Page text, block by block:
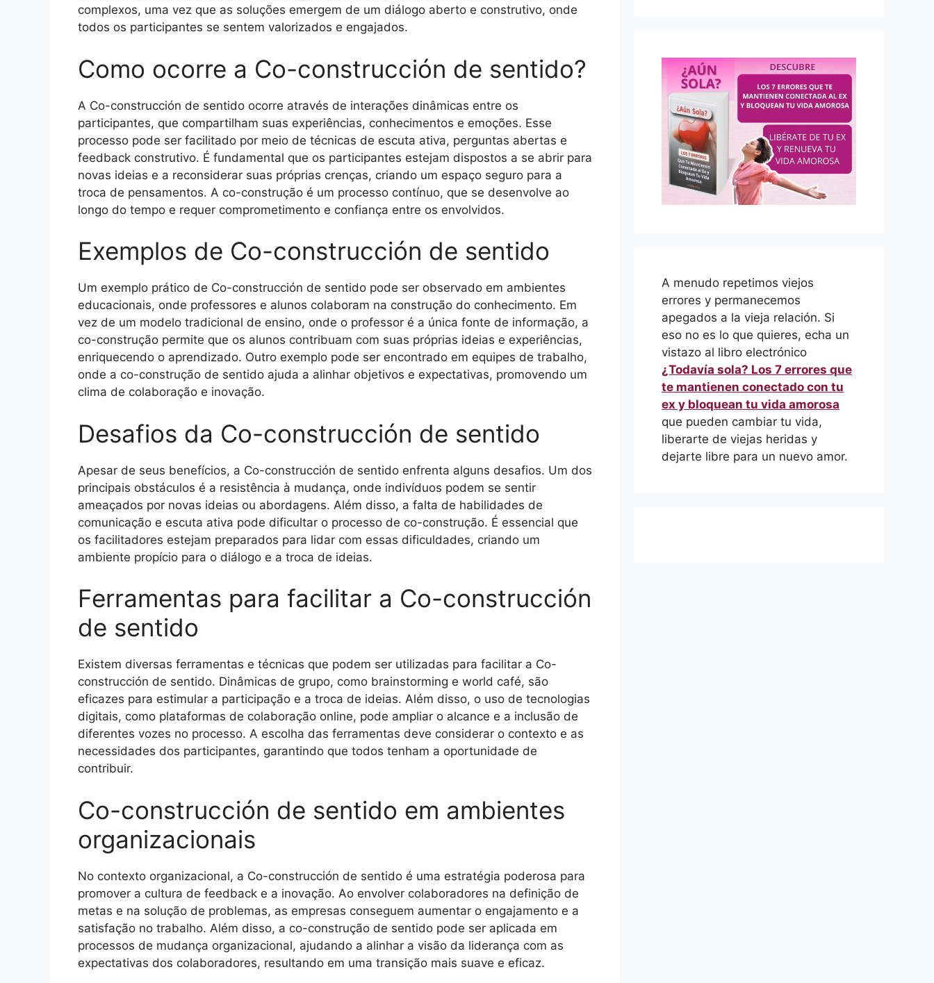
complexos, uma vez que as soluções emergem de um diálogo aberto e construtivo, onde
todos os participantes se sentem valorizados e engajados.
Como ocorre a Co-construcción de sentido?
A Co-construcción de sentido ocorre através de interações dinâmicas entre os
participantes, que compartilham suas experiências, conhecimentos e emoções. Esse
processo pode ser facilitado por meio de técnicas de escuta ativa, perguntas abertas e
feedback construtivo. É fundamental que os participantes estejam dispostos a se abrir para
novas ideias e a reconsiderar suas próprias crenças, criando um espaço seguro para a
troca de pensamentos. A co-construção é um processo contínuo, que se desenvolve ao
longo do tempo e requer comprometimento e confiança entre os envolvidos.
Exemplos de Co-construcción de sentido
Um exemplo prático de Co-construcción de sentido pode ser observado em ambientes
educacionais, onde professores e alunos colaboram na construção do conhecimento. Em
vez de um modelo tradicional de ensino, onde o professor é a única fonte de informação, a
co-construção permite que os alunos contribuam com suas próprias ideias e experiências,
enriquecendo o aprendizado. Outro exemplo pode ser encontrado em equipes de trabalho,
onde a co-construção de sentido ajuda a alinhar objetivos e expectativas, promovendo um
clima de colaboração e inovação.
Desafios da Co-construcción de sentido
Apesar de seus benefícios, a Co-construcción de sentido enfrenta alguns desafios. Um dos
principais obstáculos é a resistência à mudança, onde indivíduos podem se sentir
ameaçados por novas ideias ou abordagens. Além disso, a falta de habilidades de
comunicação e escuta ativa pode dificultar o processo de co-construção. É essencial que
os facilitadores estejam preparados para lidar com essas dificuldades, criando um
ambiente propício para o diálogo e a troca de ideias.
Ferramentas para facilitar a Co-construcción
de sentido
Existem diversas ferramentas e técnicas que podem ser utilizadas para facilitar a Co-
construcción de sentido. Dinâmicas de grupo, como brainstorming e world café, são
eficazes para estimular a participação e a troca de ideias. Além disso, o uso de tecnologias
digitais, como plataformas de colaboração online, pode ampliar o alcance e a inclusão de
diferentes vozes no processo. A escolha das ferramentas deve considerar o contexto e as
necessidades dos participantes, garantindo que todos tenham a oportunidade de
contribuir.
Co-construcción de sentido em ambientes
organizacionais
No contexto organizacional, a Co-construcción de sentido é uma estratégia poderosa para
promover a cultura de feedback e a inovação. Ao envolver colaboradores na definição de
metas e na solução de problemas, as empresas conseguem aumentar o engajamento e a
satisfação no trabalho. Além disso, a co-construção de sentido pode ser aplicada em
processos de mudança organizacional, ajudando a alinhar a visão da liderança com as
expectativas dos colaboradores, resultando em uma transição mais suave e eficaz.
A menudo repetimos viejos
errores y permanecemos
apegados a la vieja relación. Si
eso no es lo que quieres, echa un
vistazo al libro electrónico
¿Todavía sola? Los 7 errores que
te mantienen conectado con tu
ex y bloquean tu vida amorosa
que pueden cambiar tu vida,
liberarte de viejas heridas y
dejarte libre para un nuevo amor.